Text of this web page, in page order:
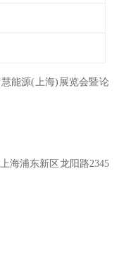
能源(上海)展览会暨论
海浦东新区龙阳路2345